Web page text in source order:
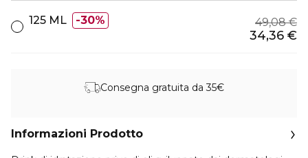
125 ML 30% 49,08 €
34,36 €
Consegna gratuita da 35€
Informazioni Prodotto